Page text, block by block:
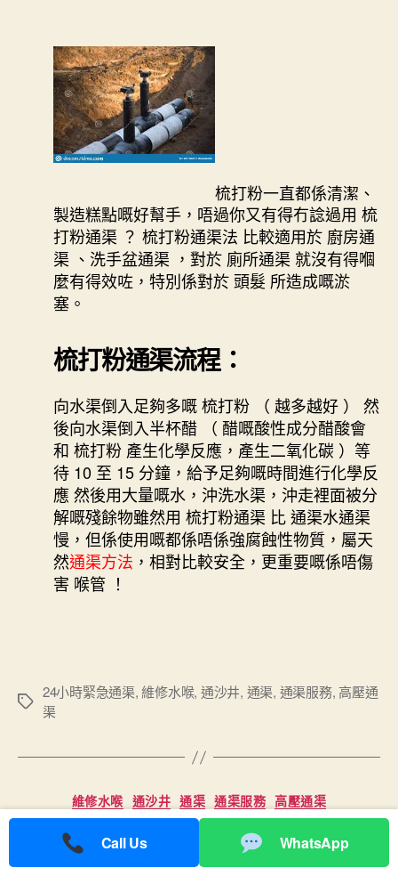
梳打粉一直都係清潔、
製造糕點嘅好幫手，唔過你又有得冇諗過用 梳
打粉通渠 ？ 梳打粉通渠法 比較適用於 廚房通
渠 、洗手盆通渠 ，對於 廁所通渠 就沒有得嗰
麼有得效咗，特別係對於 頭髮 所造成嘅淤
塞。
梳打粉通渠流程：
向水渠倒入足夠多嘅 梳打粉 （ 越多越好 ） 然
後向水渠倒入半杯醋 （ 醋嘅酸性成分醋酸會
和 梳打粉 產生化學反應，產生二氧化碳 ）等
待 10 至 15 分鐘，給予足夠嘅時間進行化學反
應 然後用大量嘅水，沖洗水渠，沖走裡面被分
解嘅殘餘物雖然用 梳打粉通渠 比 通渠水通渠
慢，但係使用嘅都係唔係強腐蝕性物質，屬天
然通渠方法 ，相對比較安全，更重要嘅係唔傷
害 喉管 ！
Tags
24小時緊急通渠,維修水喉, 通沙井, 通渠, 通渠服務, 高壓通
渠
Categories
維修水喉 通沙井 通渠 通渠服務 高壓通渠
香港西九龍站通渠
Call Us WhatsApp